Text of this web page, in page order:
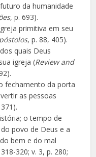
da humanidade
, p. 693).
primitiva em seu
, p. 88, 405).
quais Deus
igreja (Review and
fechamento da porta
as pessoas
o tempo de
povo de Deus e a
bem e do mal
320; v. 3, p. 280;